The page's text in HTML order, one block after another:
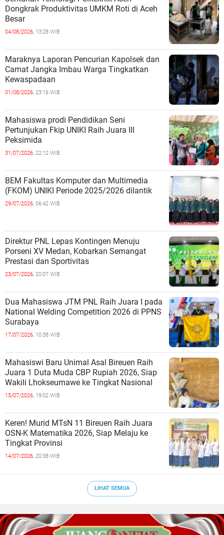
Dongkrak Produktivitas UMKM Roti di Aceh
Besar
04/08/2026, 13:28 WIB
Maraknya Laporan Pencurian Kapolsek dan
Camat Jangka Imbau Warga Tingkatkan
Kewaspadaan
01/08/2026, 23:16 WIB
Mahasiswa prodi Pendidikan Seni
Pertunjukan Fkip UNIKI Raih Juara III
Peksimida
31/07/2026, 22:12 WIB
BEM Fakultas Komputer dan Multimedia
(FKOM) UNIKI Periode 2025/2026 dilantik
29/07/2026, 06:42 WIB
Direktur PNL Lepas Kontingen Menuju
Porseni XV Medan, Kobarkan Semangat
Prestasi dan Sportivitas
23/07/2026, 20:07 WIB
Dua Mahasiswa JTM PNL Raih Juara I pada
National Welding Competition 2026 di PPNS
Surabaya
17/07/2026, 10:38 WIB
Mahasiswi Baru Unimal Asal Bireuen Raih
Juara 1 Duta Muda CBP Rupiah 2026, Siap
Wakili Lhokseumawe ke Tingkat Nasional
15/07/2026, 19:02 WIB
Keren! Murid MTsN 11 Bireuen Raih Juara
OSN-K Matematika 2026, Siap Melaju ke
Tingkat Provinsi
14/07/2026, 20:38 WIB
LIHAT SEMUA